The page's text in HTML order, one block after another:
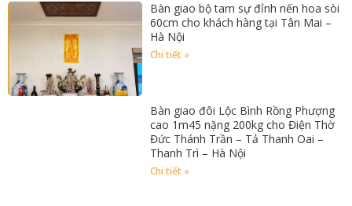
Bàn giao bộ tam sự đỉnh nến hoa sòi
60cm cho khách hàng tại Tân Mai –
Hà Nội
Chi tiết »
Bàn giao đôi Lộc Bình Rồng Phượng
cao 1m45 nặng 200kg cho Điện Thờ
Đức Thánh Trần – Tả Thanh Oai –
Thanh Trì – Hà Nội
Chi tiết »